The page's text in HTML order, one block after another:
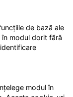
de bază ale
modul dorit fără
modul în